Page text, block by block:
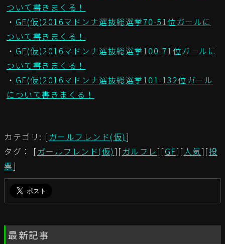
ついて書きまくる！
・ GF(仮)2016マドンナ選抜総選挙70-51位ガールに
ついて書きまくる！
・ GF(仮)2016マドンナ選抜総選挙100-71位ガールに
ついて書きまくる！
・ GF(仮)2016マドンナ選抜総選挙101-132位ガール
について書きまくる！
カテゴリ: [ガールフレンド(仮)]
タグ： [ガールフレンド(仮)][ガルフレ][GF][人気][投
票]
最新記事